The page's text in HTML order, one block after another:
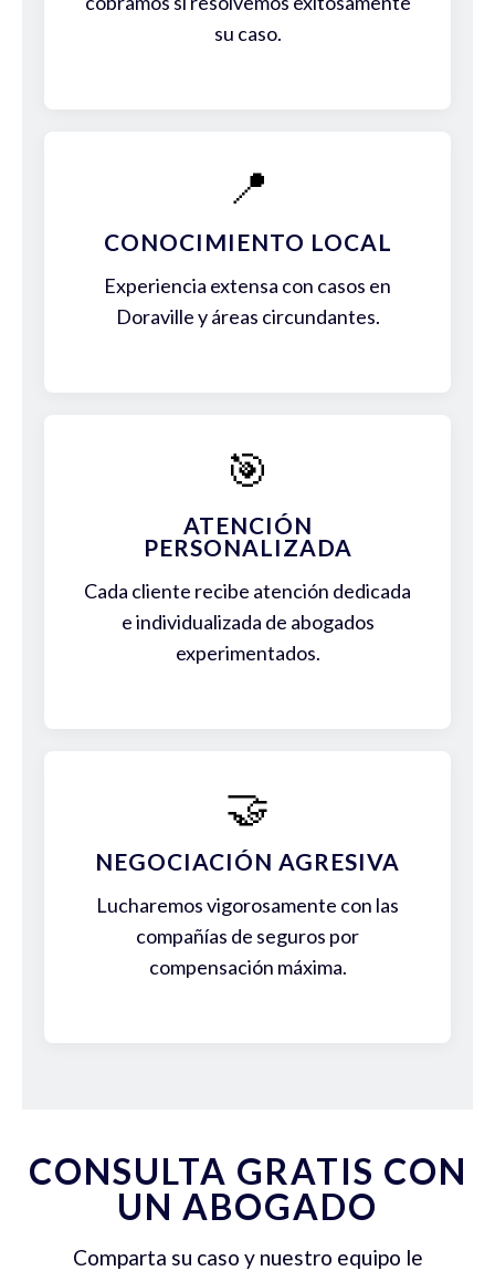
su caso.
📍
CONOCIMIENTO LOCAL
Experiencia extensa con casos en
Doraville y áreas circundantes.
🎯
ATENCIÓN
PERSONALIZADA
Cada cliente recibe atención dedicada
e individualizada de abogados
experimentados.
🤝
NEGOCIACIÓN AGRESIVA
Lucharemos vigorosamente con las
compañías de seguros por
compensación máxima.
CONSULTA GRATIS CON
UN ABOGADO
Comparta su caso y nuestro equipo le